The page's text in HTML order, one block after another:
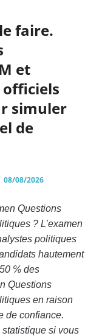
faire.
et
simuler
de
08/08/2026
Questions
? L’examen
politiques
hautement
% des
Questions
en raison
de confiance.
statistique si vous